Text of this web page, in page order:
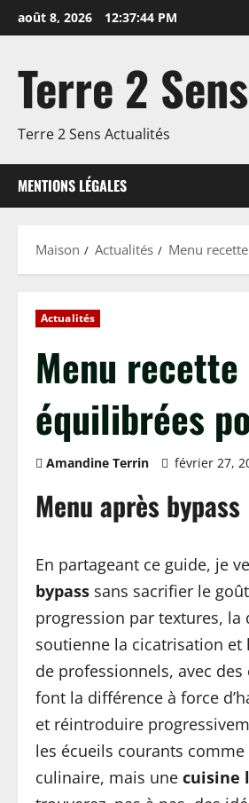
Passer
au
août 8, 2026 12:37:44 PM
Terre 2
Terre 2 Sens Actualités
MENTIONS LÉGALES
Maison Actualités Menu
Actualités
Menu
équilibrées
Amandine Terrin février 27,
Menu après
En partageant ce guide, je
bypass sans sacrifier le
progression par textures,
soutienne la cicatrisation et
de professionnels, avec
font la différence à force
et réintroduire
les écueils courants
culinaire, mais une cuisine